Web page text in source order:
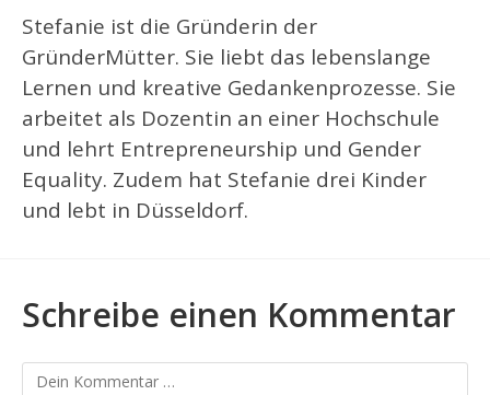
Stefanie ist die Gründerin der
GründerMütter. Sie liebt das lebenslange
Lernen und kreative Gedankenprozesse. Sie
arbeitet als Dozentin an einer Hochschule
und lehrt Entrepreneurship und Gender
Equality. Zudem hat Stefanie drei Kinder
und lebt in Düsseldorf.
Schreibe einen Kommentar
Kommentar